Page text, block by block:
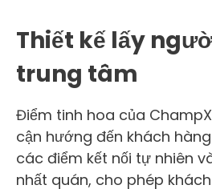
Thiết kế lấy
trung tâm
Điểm tinh hoa của
cận hướng đến khách
các điểm kết nối tự nhiên
nhất quán, cho phép